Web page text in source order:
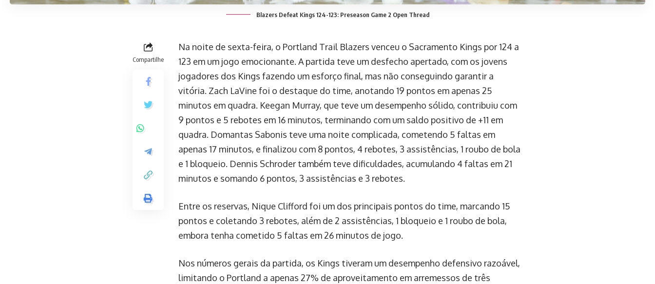
Blazers Defeat Kings 124-123: Preseason Game 2 Open Thread
Compartilhe
Na noite de sexta-feira, o Portland Trail Blazers venceu o Sacramento Kings por 124 a
123 em um jogo emocionante. A partida teve um desfecho apertado, com os jovens
jogadores dos Kings fazendo um esforço final, mas não conseguindo garantir a
vitória. Zach LaVine foi o destaque do time, anotando 19 pontos em apenas 25
minutos em quadra. Keegan Murray, que teve um desempenho sólido, contribuiu com
9 pontos e 5 rebotes em 16 minutos, terminando com um saldo positivo de +11 em
quadra. Domantas Sabonis teve uma noite complicada, cometendo 5 faltas em
apenas 17 minutos, e finalizou com 8 pontos, 4 rebotes, 3 assistências, 1 roubo de bola
e 1 bloqueio. Dennis Schroder também teve dificuldades, acumulando 4 faltas em 21
minutos e somando 6 pontos, 3 assistências e 3 rebotes.
Entre os reservas, Nique Clifford foi um dos principais pontos do time, marcando 15
pontos e coletando 3 rebotes, além de 2 assistências, 1 bloqueio e 1 roubo de bola,
embora tenha cometido 5 faltas em 26 minutos de jogo.
Nos números gerais da partida, os Kings tiveram um desempenho defensivo razoável,
limitando o Portland a apenas 27% de aproveitamento em arremessos de três